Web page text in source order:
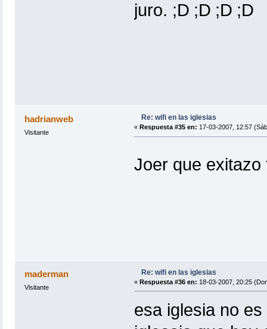
juro.
hadrianweb
Visitante
Re: wifi en las iglesias
« Respuesta #35 en: 17-03-2007, 12:57
Joer que
maderman
Visitante
Re: wifi en las iglesias
« Respuesta #36 en: 18-03-2007, 20:25
esa iglesia no